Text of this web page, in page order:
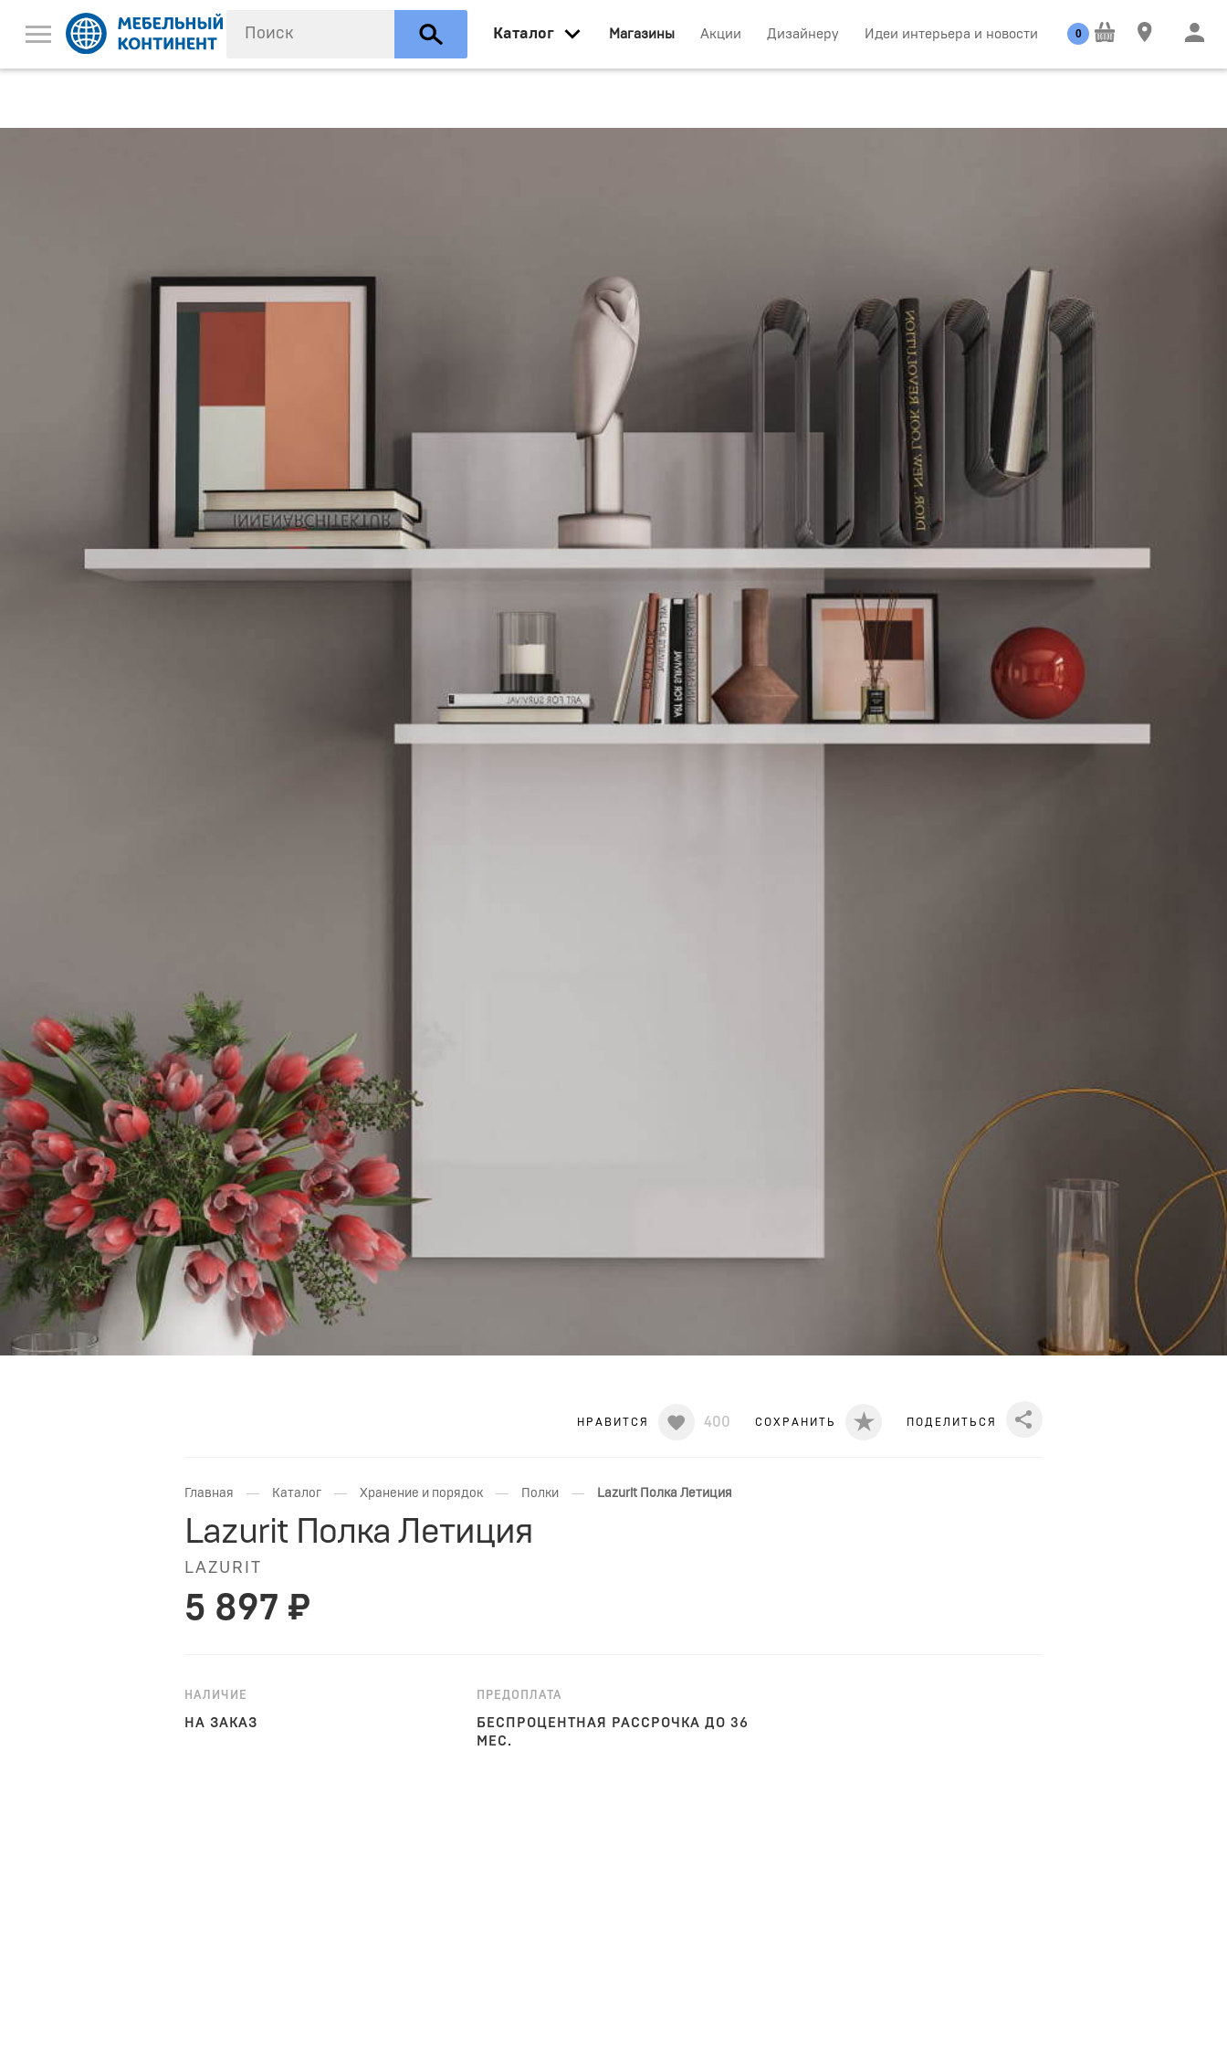
Каталог Магазины Акции Дизайнеру Идеи интерьера и новости 0
Share
ПОДЕЛИТЬСЯ
СОХРАНИТЬ
400
НРАВИТСЯ
Главная — Каталог — Хранение и порядок — Полки — Lazurit Полка Летиция
Lazurit Полка Летиция
LAZURIT
5 897 ₽
НАЛИЧИЕ
НА ЗАКАЗ
ПРЕДОПЛАТА
БЕСПРОЦЕНТНАЯ РАССРОЧКА ДО 36
МЕС.